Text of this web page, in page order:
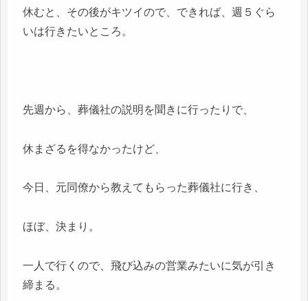
休むと、その後がキツイので、できれば、週５ぐら
いは行きたいところ。
先週から、葬儀社の説明を聞きに行ったりで、
休まざるを得なかったけど、
今日、元同僚から教えてもらった葬儀社に行き、
ほぼ、決まり。
一人で行くので、飛び込みの営業みたいに気が引き
締まる。